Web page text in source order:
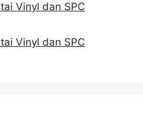
Vinyl dan SPC
Vinyl dan SPC